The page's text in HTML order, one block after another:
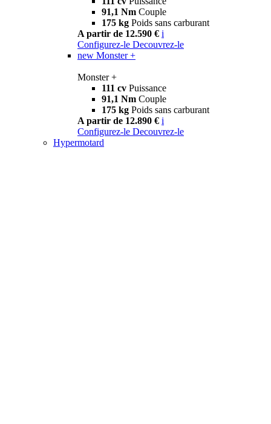
91,1 Nm Couple
175 kg Poids sans carburant
A partir de 12.590 € i
Configurez-le Decouvrez-le
new Monster +
Monster +
111 cv Puissance
91,1 Nm Couple
175 kg Poids sans carburant
A partir de 12.890 € i
Configurez-le Decouvrez-le
Hypermotard